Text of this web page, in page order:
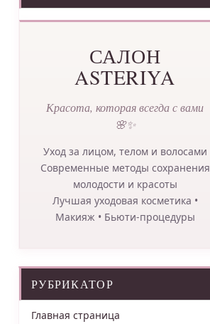
САЛОН
ASTERIYA
Красота, которая всегда с вами
🌸✨
Уход за лицом, телом и волосами
Современные методы сохранения
молодости и красоты
Лучшая уходовая косметика •
Макияж • Бьюти-процедуры
РУБРИКАТОР
Главная страница